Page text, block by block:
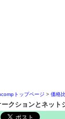
トップページ >価格
ークションとネット